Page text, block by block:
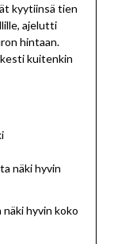
kyytiinsä tien
ajelutti
hintaan.
kuitenkin
näki hyvin koko